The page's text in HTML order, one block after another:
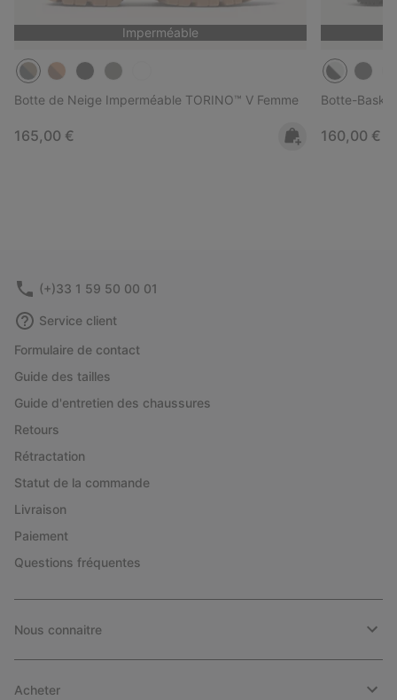
Imperméable
Botte de Neige Imperméable TORINO™ V Femme
Regular price:
165,00 €
Botte-
Regular
160,00 €
(+)33 1 59 50 00 01
Service client
Formulaire de contact
Guide des tailles
Guide d'entretien des chaussures
Retours
Rétractation
Statut de la commande
Livraison
Paiement
Questions fréquentes
Nous connaitre
Acheter